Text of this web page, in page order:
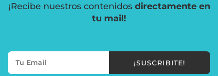
¡Recibe nuestros contenidos directamente en
tu mail!
¡SUSCRIBITE!